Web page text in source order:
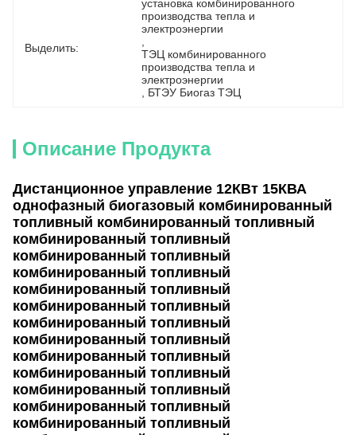
Выделить:
установка комбинированного
производства тепла и
электроэнергии
ТЭЦ комбинированного
производства тепла и
электроэнергии
БТЭУ Биогаз ТЭЦ
Описание Продукта
Дистанционное управление 12КВт 15КВА
однофазный биогазовый комбинированный
топливный комбинированный топливный
комбинированный топливный
комбинированный топливный
комбинированный топливный
комбинированный топливный
комбинированный топливный
комбинированный топливный
комбинированный топливный
комбинированный топливный
комбинированный топливный
комбинированный топливный
комбинированный топливный
комбинированный топливный